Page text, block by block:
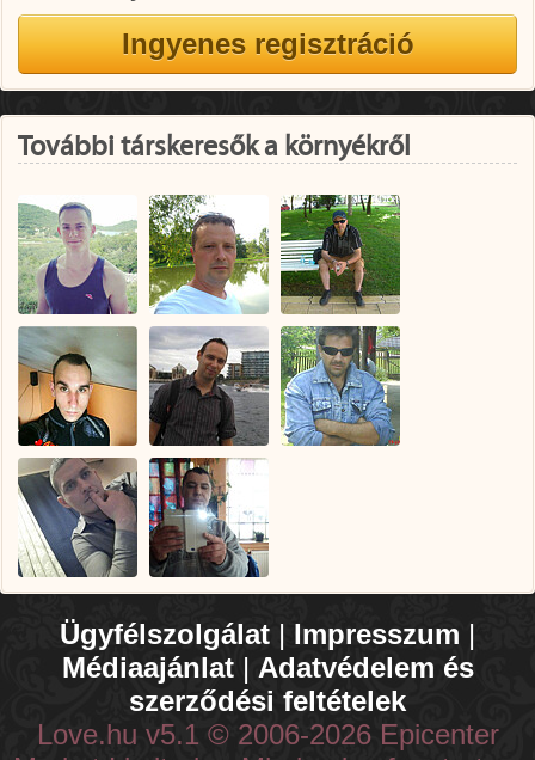
További társkeresők a környékről
Ügyfélszolgálat | Impresszum |
Médiaajánlat| Adatvédelem és
szerződési feltételek
Love.hu v5.1 © 2006-2026 Epicenter